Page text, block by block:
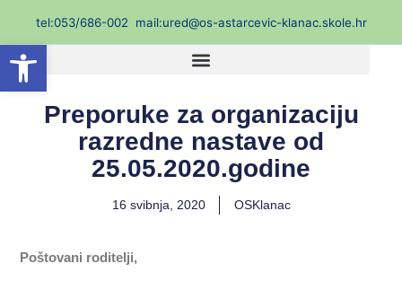
Open toolbar
content
tel:053/686-002 mail:ured@os-astarcevic-klanac.skole.hr
Preporuke za organizaciju
razredne nastave od
25.05.2020.godine
16 svibnja, 2020 OSKlanac
Poštovani roditelji,